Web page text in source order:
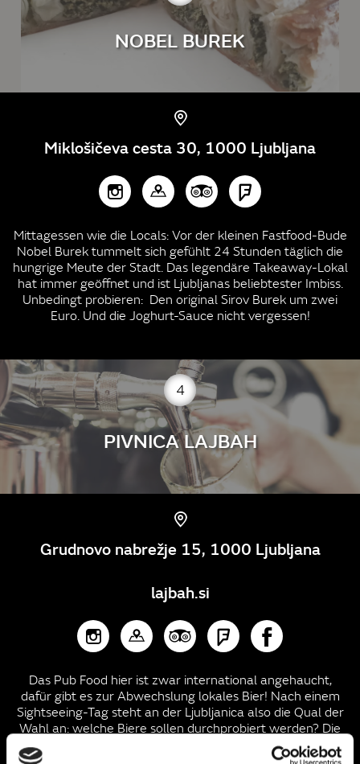
NOBEL BUREK
Miklošičeva cesta 30, 1000 Ljubljana
Mittagessen wie die Locals: Vor der kleinen Fastfood-Bude
Nobel Burek tummelt sich gefühlt 24 Stunden täglich die
hungrige Meute der Stadt. Das legendäre Takeaway-Lokal
hat immer geöffnet und ist Ljubljanas beliebtester Imbiss.
Unbedingt probieren: Den original Sirov Burek um zwei
Euro. Und die Joghurt-Sauce nicht vergessen!
4
PIVNICA LAJBAH
Grudnovo nabrežje 15, 1000 Ljubljana
lajbah.si
Das Pub Food hier ist zwar international angehaucht,
dafür gibt es zur Abwechslung lokales Bier! Nach einem
Sightseeing-Tag steht an der Ljubljanica also die Qual der
Wahl an: welche Biere sollen durchprobiert werden? Die
Entscheidung fällt im Lajbah Pub gar nicht so leicht bei
über 20 Bieren aus dem Fass und 130 Flaschenbieren -